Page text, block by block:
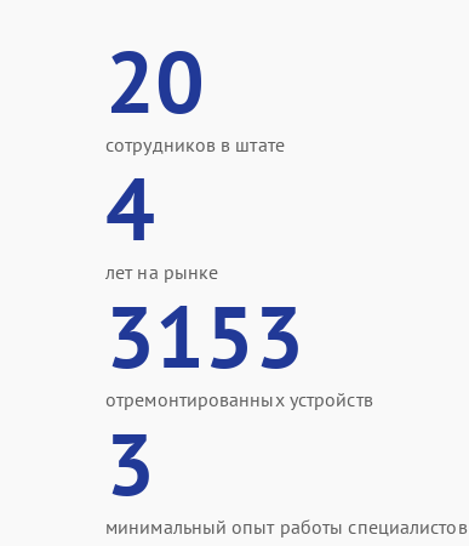
20
сотрудников в штате
4
лет на рынке
3153
отремонтированных устройств
3
минимальный опыт работы специалистов